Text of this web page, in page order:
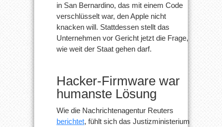
in San Bernardino, das mit einem Code
verschlüsselt war, den Apple nicht
knacken will. Stattdessen stellt das
Unternehmen vor Gericht jetzt die Frage,
wie weit der Staat gehen darf.
Hacker-Firmware war
humanste Lösung
Wie die Nachrichtenagentur Reuters
berichtet, fühlt sich das Justizministerium